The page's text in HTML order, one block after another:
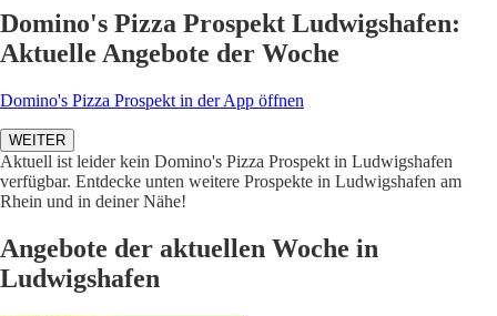
Domino's Pizza Prospekt Ludwigshafen:
Aktuelle Angebote der Woche
Domino's Pizza Prospekt in der App öffnen
WEITER
Aktuell ist leider kein Domino's Pizza Prospekt in Ludwigshafen
verfügbar. Entdecke unten weitere Prospekte in Ludwigshafen am
Rhein und in deiner Nähe!
Angebote der aktuellen Woche in
Ludwigshafen